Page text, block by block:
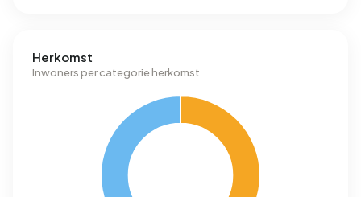
Herkomst
Inwoners per categorie herkomst